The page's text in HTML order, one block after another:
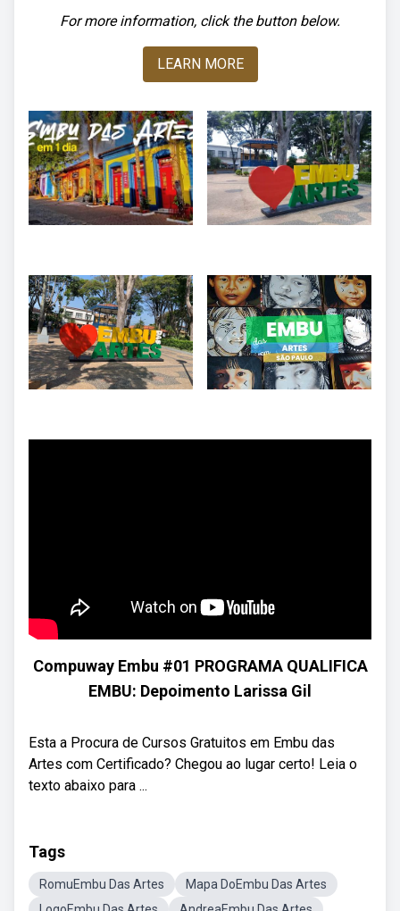
For more information, click the button below.
LEARN MORE
Compuway Embu #01 PROGRAMA QUALIFICA
EMBU: Depoimento Larissa Gil
Esta a Procura de Cursos Gratuitos em Embu das
Artes com Certificado? Chegou ao lugar certo! Leia o
texto abaixo para ...
Tags
RomuEmbu Das Artes
Mapa DoEmbu Das Artes